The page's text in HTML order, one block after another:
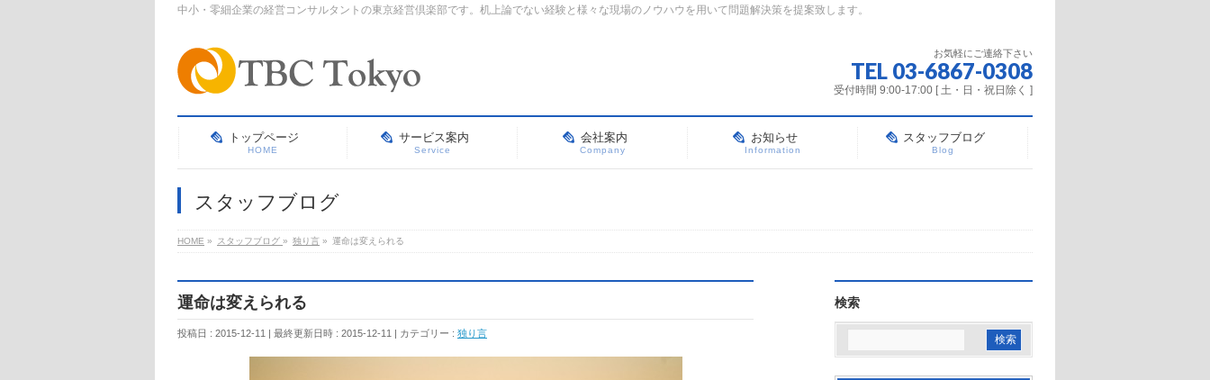
中小・零細企業の経営コンサルタントの東京経営倶楽部です。机上論でない経験と様々な現場のノウハウを用いて問題解決策を提案致します。
お気軽にご連絡下さい
TEL 03-6867-0308
受付時間 9:00-17:00 [ 土・日・祝日除く ]
トップページ
HOME
サービス案内
Service
会社案内
Company
お知らせ
Information
スタッフブログ
Blog
スタッフブログ
HOME » スタッフブログ » 独り言 » 運命は変えられる
運命は変えられる
投稿日 : 2015-12-11 最終更新日時 : 2015-12-11 カテゴリー : 独り言
検索